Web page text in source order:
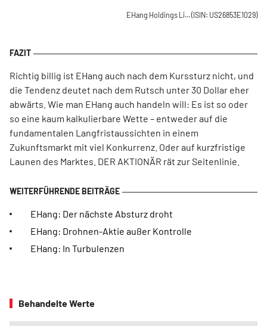
EHang Holdings Li...(ISIN: US26853E1029)
Richtig billig ist EHang auch nach dem Kurssturz nicht, und
die Tendenz deutet nach dem Rutsch unter 30 Dollar eher
abwärts. Wie man EHang auch handeln will: Es ist so oder
so eine kaum kalkulierbare Wette – entweder auf die
fundamentalen Langfristaussichten in einem
Zukunftsmarkt mit viel Konkurrenz. Oder auf kurzfristige
Launen des Marktes. DER AKTIONÄR rät zur Seitenlinie.
EHang: Der nächste Absturz droht
EHang: Drohnen-Aktie außer Kontrolle
EHang: In Turbulenzen
Behandelte Werte